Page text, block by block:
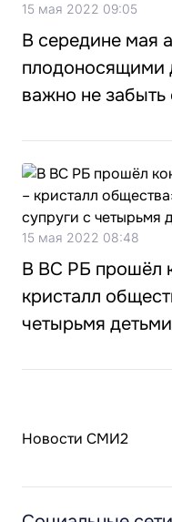
15 мая 2022 09:05
В середине мая
плодоносящими
важно не забыть
15 мая 2022 08:48
В ВС РБ прошёл
кристалл
четырьмя детьми
Новости СМИ2